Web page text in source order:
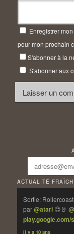
Enregistrer
pour mon prochain
S'abonner à la
S'abonner aux
ACTUALITÉ
Sortie:
par@atari 😊🤘
Il y a 10 ans